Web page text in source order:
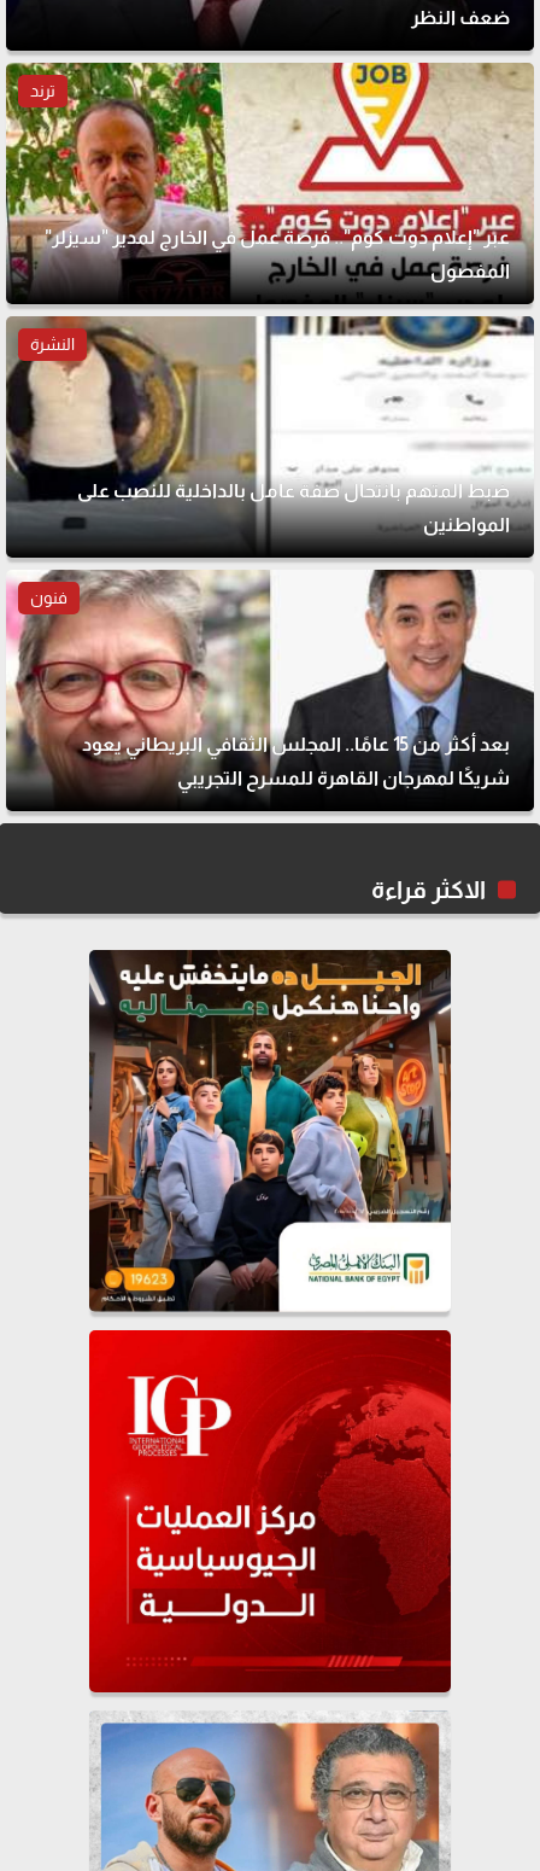
ضعف النظر
ترند
عبر "إعلام دوت كوم".. فرصة عمل في الخارج لمدير "سيزلر"
المفصول
النشرة
ضبط المتهم بانتحال صفة عامل بالداخلية للنصب على
المواطنين
فنون
بعد أكثر من 15 عامًا.. المجلس الثقافي البريطاني يعود
شريكًا لمهرجان القاهرة للمسرح التجريبي
الاكثر قراءة